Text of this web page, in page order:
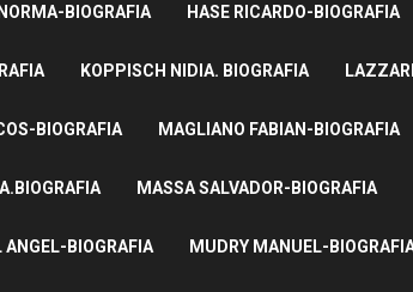
BIOGRAFIA HASE RICARDO-BIOGRAFIA
KOPPISCH NIDIA. BIOGRAFIA
BIOGRAFIA MAGLIANO FABIAN-BIOGRAFIA
MASSA SALVADOR-BIOGRAFIA
ANGEL-BIOGRAFIA MUDRY MANUEL-